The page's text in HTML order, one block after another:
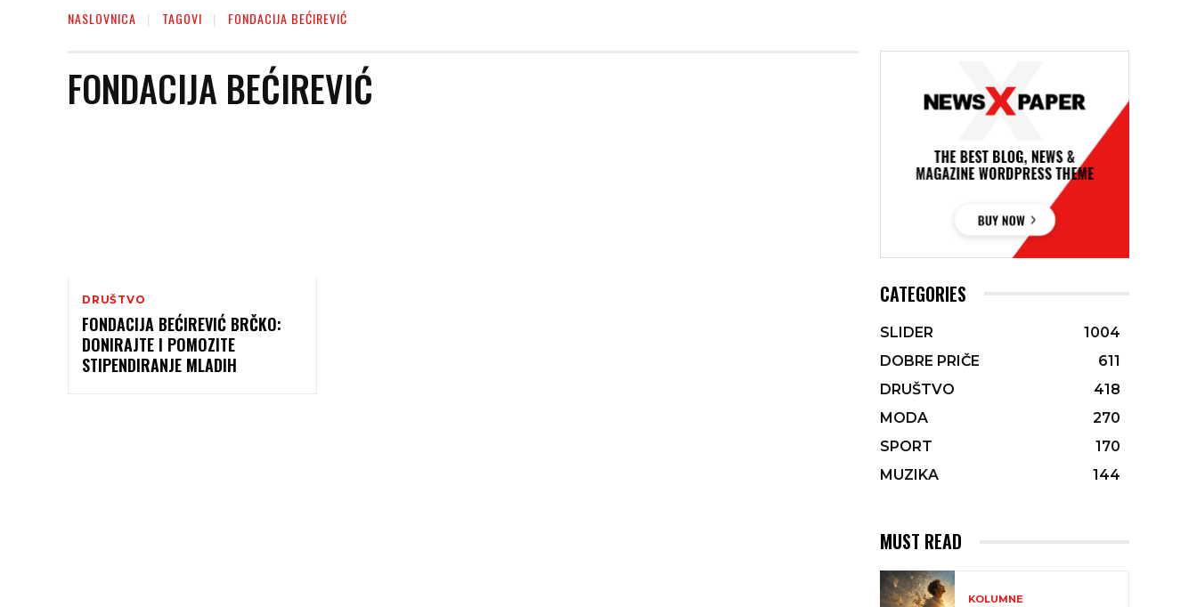
NASLOVNICA TAGOVI FONDACIJA BEĆIREVIĆ
FONDACIJA BEĆIREVIĆ
DRUŠTVO
FONDACIJA BEĆIREVIĆ BRČKO:
DONIRAJTE I POMOZITE
STIPENDIRANJE MLADIH
CATEGORIES
SLIDER
1004
DOBRE PRIČE
611
DRUŠTVO
418
MODA
270
SPORT
170
MUZIKA
144
MUST READ
KOLUMNE